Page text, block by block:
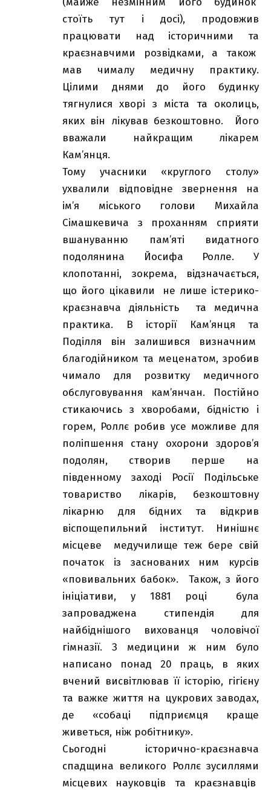
стоїть тут і досі), продовжив
працювати над історичними та
краєзнавчими розвідками, а також
мав чималу медичну практику.
Цілими днями до його будинку
тягнулися хворі з міста та околиць,
яких він лікував безкоштовно. Його
вважали найкращим лікарем
Кам’янця.
Тому учасники «круглого столу»
ухвалили відповідне звернення на
ім’я міського голови Михайла
Сімашкевича з проханням сприяти
вшануванню пам’яті видатного
подолянина Йосифа Ролле. У
клопотанні, зокрема, відзначається,
що його цікавили не лише істерико-
краєзнавча діяльність та медична
практика. В історії Кам’янця та
Поділля він залишився визначним
благодійником та меценатом, зробив
чимало для розвитку медичного
обслуговування кам’янчан. Постійно
стикаючись з хворобами, бідністю і
горем, Роллє робив усе можливе для
поліпшення стану охорони здоров’я
подолян, створив перше на
південному заході Росії Подільське
товариство лікарів, безкоштовну
лікарню для бідних та відкрив
віспощепильний інститут. Нинішнє
місцеве медучилище теж бере свій
початок із заснованих ним курсів
«повивальних бабок». Також, з його
ініціативи, у 1881 році була
запроваджена стипендія для
найбіднішого вихованця чоловічої
гімназії. З медицини ж ним було
написано понад 20 праць, в яких
вчений висвітлював її історію, гігієну
та важке життя на цукрових заводах,
де «собаці підприємця краще
живеться, ніж робітнику».
Сьогодні історично-краєзнавча
спадщина великого Роллє зусиллями
місцевих науковців та краєзнавців